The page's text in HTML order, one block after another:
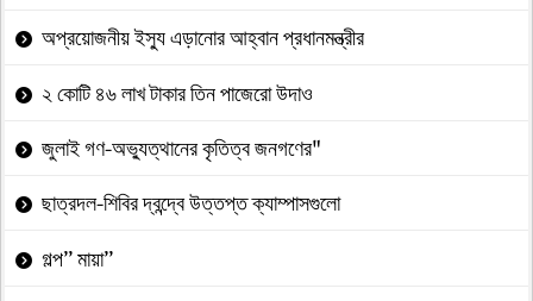
অপ্রয়োজনীয় ইস্যু এড়ানোর আহ্বান প্রধানমন্ত্রীর
২ কোটি ৪৬ লাখ টাকার তিন পাজেরো উদাও
জুলাই গণ-অভ্যুত্থানের কৃতিত্ব জনগণের"
ছাত্রদল-শিবির দ্বন্দ্বে উত্তপ্ত ক্যাম্পাসগুলো
গল্প” মায়া”